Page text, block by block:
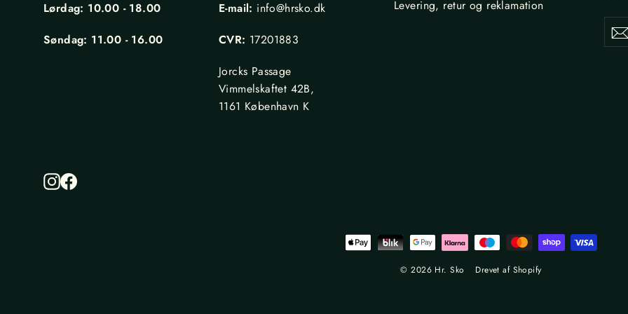
Lørdag: 10.00 - 18.00
Søndag: 11.00 - 16.00
E-mail: info@hrsko.dk
CVR: 17201883
Jorcks Passage
Vimmelskaftet 42B,
1161 København K
Levering, retur og reklamation
Din
Instagram
Facebook
© 2026 Hr. Sko Drevet af Shopify